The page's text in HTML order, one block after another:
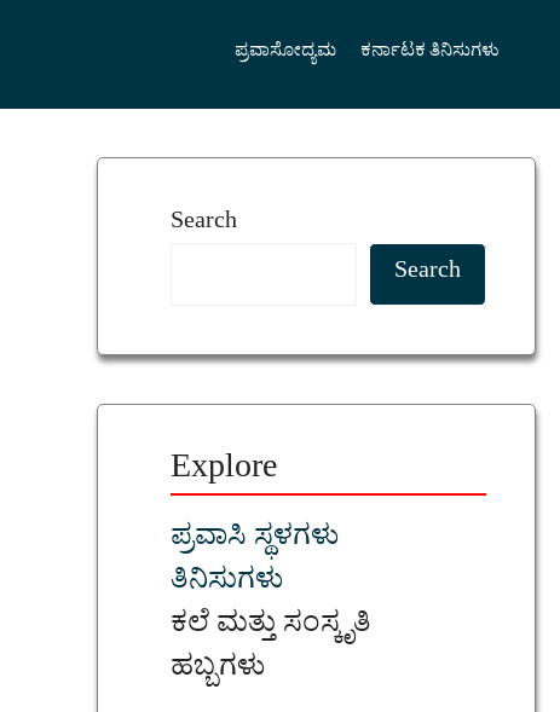
ಪ್ರವಾಸೋದ್ಯಮ ಕರ್ನಾಟಕ ತಿನಿಸುಗಳು
Search
Search
Explore
ಪ್ರವಾಸಿ ಸ್ಥಳಗಳು
ತಿನಿಸುಗಳು
ಕಲೆ ಮತ್ತು ಸಂಸ್ಕೃತಿ
ಹಬ್ಬಗಳು